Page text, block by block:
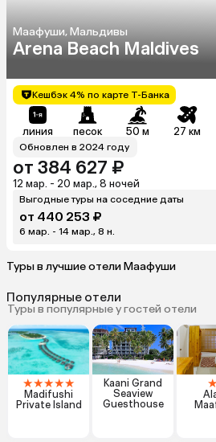
Маафуши, Мальдивы
Arena Beach Maldives
Кешбэк 4% по карте Т-Банка
линия песок 50 м 27 км
Обновлен в 2024 году
от 384 627 ₽
12 мар. - 20 мар., 8 ночей
Выгодные туры на соседние даты
от 440 253 ₽
6 мар. - 14 мар., 8 н.
Туры в лучшие отели Маафуши
Популярные отели
Туры в популярные у гостей отели
★★★★★
Madifushi
Private Island
Kaani Grand
Seaview
Guesthouse
★